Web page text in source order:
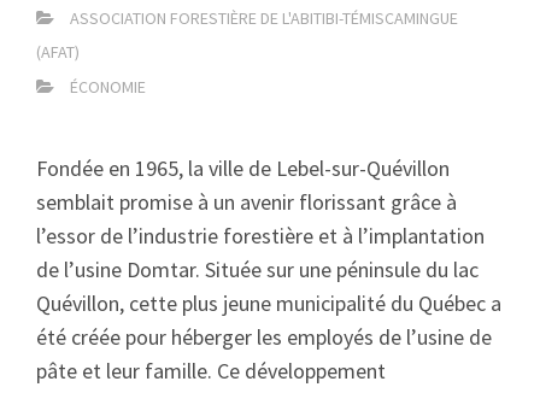
ASSOCIATION FORESTIÈRE DE L'ABITIBI-TÉMISCAMINGUE
(AFAT)
ÉCONOMIE
Fondée en 1965, la ville de Lebel-sur-Quévillon
semblait promise à un avenir florissant grâce à
l’essor de l’industrie forestière et à l’implantation
de l’usine Domtar. Située sur une péninsule du lac
Quévillon, cette plus jeune municipalité du Québec a
été créée pour héberger les employés de l’usine de
pâte et leur famille. Ce développement